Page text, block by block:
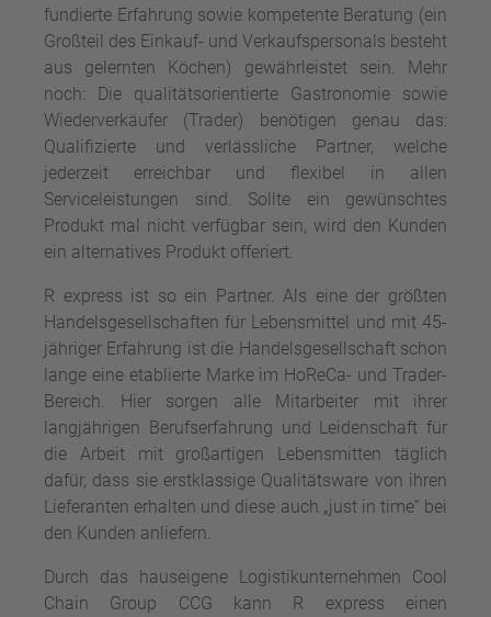
fundierte Erfahrung sowie kompetente Beratung (ein
Großteil des Einkauf- und Verkaufspersonals besteht
aus gelernten Köchen) gewährleistet sein. Mehr
noch: Die qualitätsorientierte Gastronomie sowie
Wiederverkäufer (Trader) benötigen genau das:
Qualifizierte und verlässliche Partner, welche
jederzeit erreichbar und flexibel in allen
Serviceleistungen sind. Sollte ein gewünschtes
Produkt mal nicht verfügbar sein, wird den Kunden
ein alternatives Produkt offeriert.
R express ist so ein Partner. Als eine der größten
Handelsgesellschaften für Lebensmittel und mit 45-
jähriger Erfahrung ist die Handelsgesellschaft schon
lange eine etablierte Marke im HoReCa- und Trader-
Bereich. Hier sorgen alle Mitarbeiter mit ihrer
langjährigen Berufserfahrung und Leidenschaft für
die Arbeit mit großartigen Lebensmitten täglich
dafür, dass sie erstklassige Qualitätsware von ihren
Lieferanten erhalten und diese auch „just in time“ bei
den Kunden anliefern.
Durch das hauseigene Logistikunternehmen Cool
Chain Group CCG kann R express einen